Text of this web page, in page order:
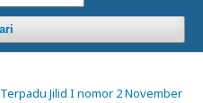
Jilid I nomor 2 November